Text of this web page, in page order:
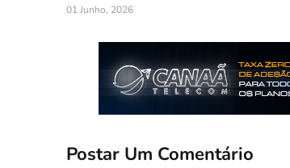
01 Junho, 2026
Postar Um Comentário